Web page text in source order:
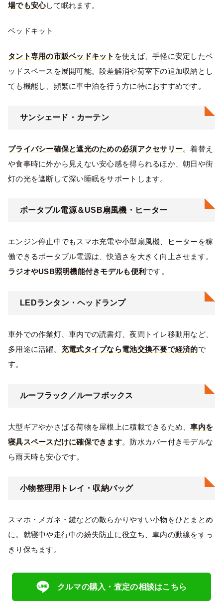
場でも安心して眠れます。
ベッドキット
タント専用の市販ベッドキット を使えば、手軽に安定したベ
ッドスペースを展開可能。段差解消や荷室下の追加収納とし
ても機能し、頻繁に車中泊を行う方に特におすすめです。
サンシェード・カーテン
プライバシー確保と遮光のための必須アクセサリー。着替え
や食事時に外から見えない安心感を得られるほか、朝日や街
灯の光を遮断して深い睡眠をサポートします。
ポータブル電源＆USB扇風機・ヒーター
エンジン停止中でもスマホ充電や小型扇風機、ヒーターを稼
働できるポータブル電源は、快適さを大きく向上させます。
ラジオやUSB照明機能付きモデルも便利 です。
LEDランタン・ヘッドランプ
車外での作業灯、車内での読書灯、夜間トイレ移動用など、
多用途に活躍。 充電式タイプなら電池交換不要で経済的で
す。
ルーフラック／ルーフボックス
大型ギアやかさばる荷物を屋根上に積載できるため、車内を
寝具スペースだけに確保できます。防水カバー付きモデルな
ら雨天時も安心です。
小物整理用トレイ・収納バッグ
スマホ・メガネ・鍵などの散らかりやすい小物をひとまとめ
に。就寝中や走行中の紛失防止に役立ち、車内の動線をすっ
きり保ちます。
クルマの購入・査定の相談はこちら